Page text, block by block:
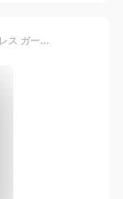
[alaza] 夏 キッズ ワンピース 半袖 子ども服 ドレス ガールズ おしゃれ ボタニカル 復古 7-8T ソフト 手触り良い